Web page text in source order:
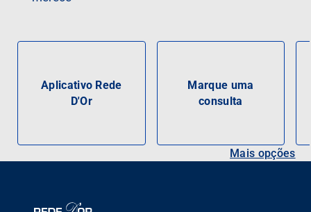
Aplicativo Rede
D'Or
Marque uma
consulta
Mais opções